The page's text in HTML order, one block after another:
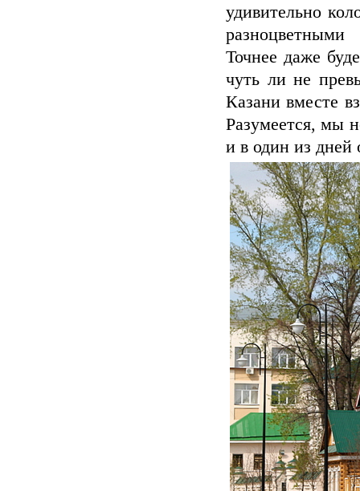
удивительно
Точнее даже
чуть ли не
Казани вместе
Разумеется, мы
и в один из дней